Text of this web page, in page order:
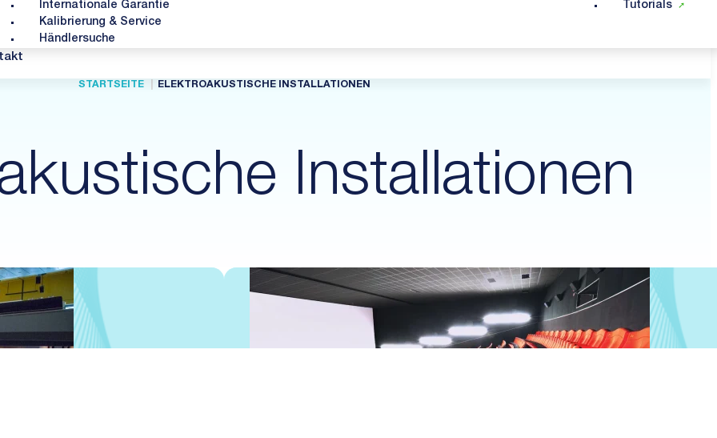
Internationale Garantie
Kalibrierung & Service
Händlersuche
Tutorials
Installationen
STARTSEITE ELEKTROAKUSTISCHE INSTALLATIONEN